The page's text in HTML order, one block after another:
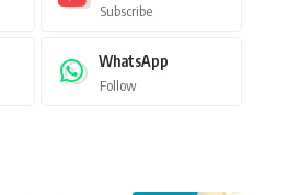
Subscribe
WhatsApp
Follow